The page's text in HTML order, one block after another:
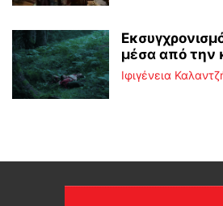
μέσα από την
Ιφιγένεια